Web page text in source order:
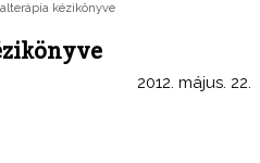
kézikönyve
2012. május. 22.